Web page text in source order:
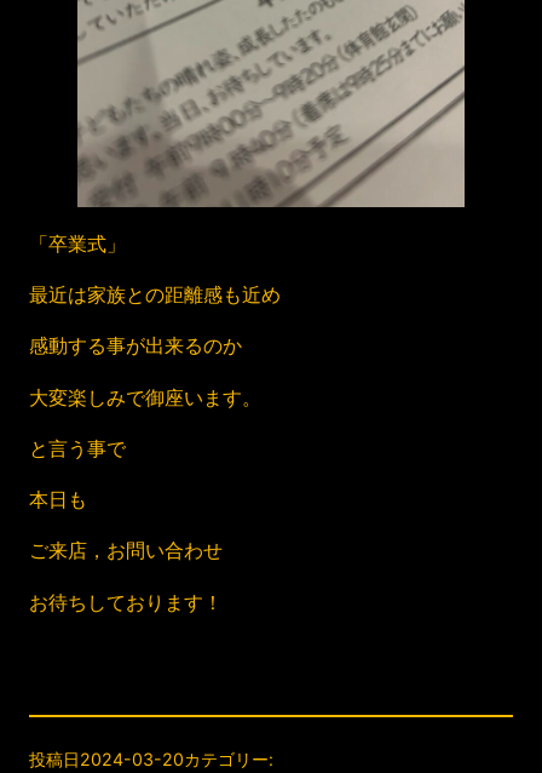
「卒業式」
最近は家族との距離感も近め
感動する事が出来るのか
大変楽しみで御座います。
と言う事で
本日も
ご来店，お問い合わせ
お待ちしております！
投稿日2024-03-20カテゴリー: